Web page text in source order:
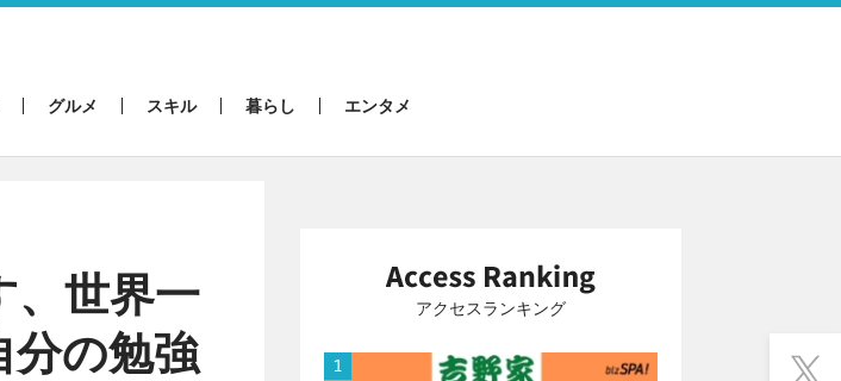
グルメ スキル 暮らし エンタメ
、世界一
分の勉強
アクセスランキング